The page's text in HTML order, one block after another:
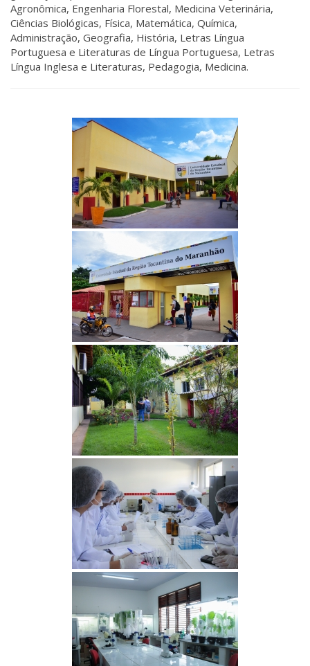
Agronômica, Engenharia Florestal, Medicina Veterinária,
Ciências Biológicas, Física, Matemática, Química,
Administração, Geografia, História, Letras Língua
Portuguesa e Literaturas de Língua Portuguesa, Letras
Língua Inglesa e Literaturas, Pedagogia, Medicina.